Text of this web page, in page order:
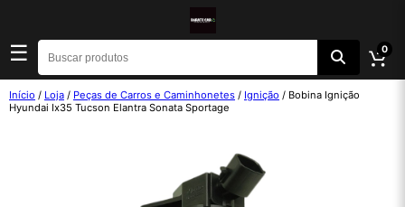
☰ 0
Início / Loja / Peças de Carros e Caminhonetes / Ignição / Bobina Ignição
Hyundai Ix35 Tucson Elantra Sonata Sportage